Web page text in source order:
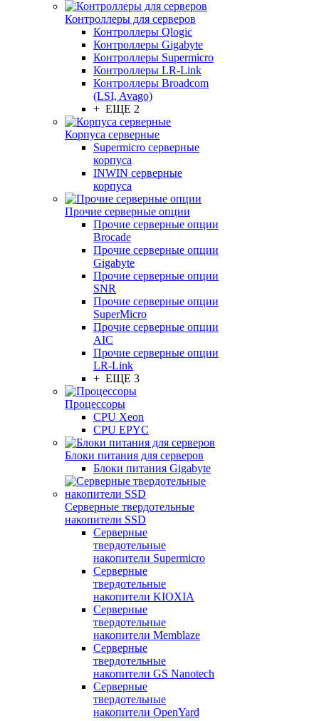
Контроллеры для серверов
Контроллеры Qlogic
Контроллеры Gigabyte
Контроллеры Supermicro
Контроллеры LR-Link
Контроллеры Broadcom
(LSI, Avago)
+ ЕЩЕ 2
Корпуса серверные
Supermicro серверные
корпуса
INWIN серверные
корпуса
Прочие серверные опции
Прочие серверные опции
Brocade
Прочие серверные опции
Gigabyte
Прочие серверные опции
SNR
Прочие серверные опции
SuperMicro
Прочие серверные опции
AIC
Прочие серверные опции
LR-Link
+ ЕЩЕ 3
Процессоры
CPU Xeon
CPU EPYC
Блоки питания для серверов
Блоки питания Gigabyte
Серверные твердотельные
накопители SSD
Cерверные
твердотельные
накопители Supermicro
Cерверные
твердотельные
накопители KIOXIA
Cерверные
твердотельные
накопители Memblaze
Cерверные
твердотельные
накопители GS Nanotech
Серверные
твердотельные
накопители OpenYard